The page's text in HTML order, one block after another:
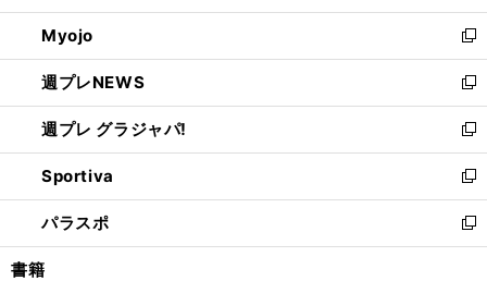
開
く
ウ
で
開
く
ン
ド
ウ
で
開
く
ウ
ィ
ン
ド
ウ
で
開
く
Myojo
新
し
い
ウ
ィ
ン
ド
ウ
で
開
週プレNEWS
新
し
い
ウ
ィ
ン
ド
ウ
週プレ グラジャパ!
新
し
い
ウ
ィ
ン
Sportiva
新
し
い
ウ
パラスポ
新
し
書籍